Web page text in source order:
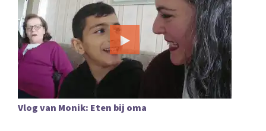
Vlog van Monik: Eten bij oma